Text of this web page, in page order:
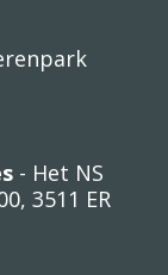
- Het NS
3511 ER